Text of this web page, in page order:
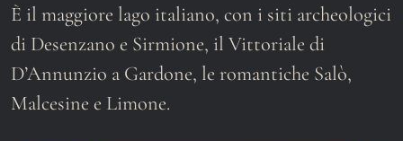
È il maggiore lago italiano, con i siti archeologici
di Desenzano e Sirmione, il Vittoriale di
D’Annunzio a Gardone, le romantiche Salò,
Malcesine e Limone.